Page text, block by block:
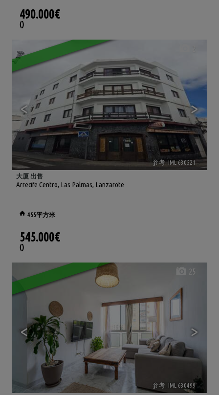
490.000€
()
< >
参考. IML-630521 🔗
Arrecife Centro, Las Palmas, Lanzarote
大厦 出售
455平方米
545.000€
()
< >
25
参考. IML-630499 🔗